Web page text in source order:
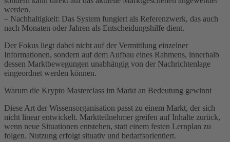
werden.
– Nachhaltigkeit: Das System fungiert als Referenzwerk, das auch
nach Monaten oder Jahren als Entscheidungshilfe dient.
Der Fokus liegt dabei nicht auf der Vermittlung einzelner
Informationen, sondern auf dem Aufbau eines Rahmens, innerhalb
dessen Marktbewegungen unabhängig von der Nachrichtenlage
eingeordnet werden können.
Warum die Krypto Masterclass im Markt an Bedeutung gewinnt
Diese Art der Wissensorganisation passt zu einem Markt, der sich
nicht linear entwickelt. Marktteilnehmer greifen auf Inhalte zurück,
wenn neue Situationen entstehen, statt einem festen Lernplan zu
folgen. Nutzung erfolgt situativ und bedarfsorientiert.